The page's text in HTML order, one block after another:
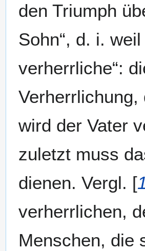
den Triumph
Sohn“, d. i.
verherrliche“:
wird der Vater
zuletzt muss
dienen. Vergl. [
verherrlichen,
Menschen, die